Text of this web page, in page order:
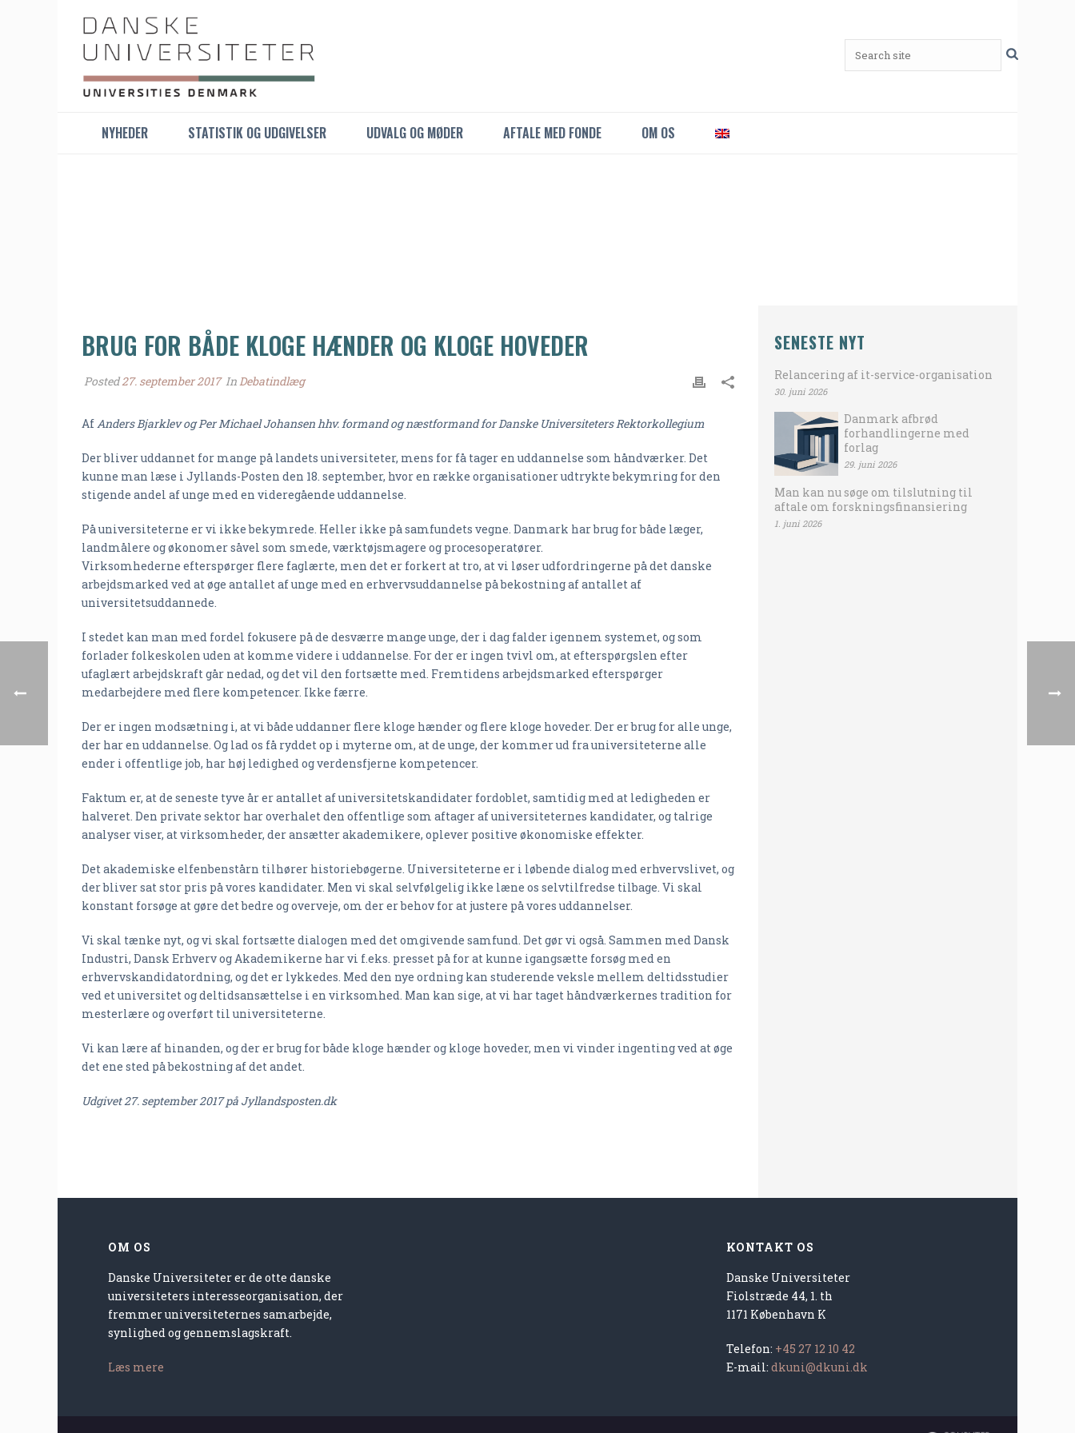
NYHEDER STATISTIK OG UDGIVELSER UDVALG OG MØDER AFTALE MED FONDE OM OS
BRUG FOR BÅDE KLOGE HÆNDER OG KLOGE HOVEDER
Posted27. september 2017 InDebatindlæg
AfAnders Bjarklev og Per Michael Johansen hhv. formand og næstformand for Danske Universiteters Rektorkollegium
Der bliver uddannet for mange på landets universiteter, mens for få tager en uddannelse som håndværker. Det
kunne man læse i Jyllands-Posten den 18. september, hvor en række organisationer udtrykte bekymring for den
stigende andel af unge med en videregående uddannelse.
På universiteterne er vi ikke bekymrede. Heller ikke på samfundets vegne. Danmark har brug for både læger,
landmålere og økonomer såvel som smede, værktøjsmagere og procesoperatører.
Virksomhederne efterspørger flere faglærte, men det er forkert at tro, at vi løser udfordringerne på det danske
arbejdsmarked ved at øge antallet af unge med en erhvervsuddannelse på bekostning af antallet af
universitetsuddannede.
I stedet kan man med fordel fokusere på de desværre mange unge, der i dag falder igennem systemet, og som
forlader folkeskolen uden at komme videre i uddannelse. For der er ingen tvivl om, at efterspørgslen efter
ufaglært arbejdskraft går nedad, og det vil den fortsætte med. Fremtidens arbejdsmarked efterspørger
medarbejdere med flere kompetencer. Ikke færre.
Der er ingen modsætning i, at vi både uddanner flere kloge hænder og flere kloge hoveder. Der er brug for alle unge,
der har en uddannelse. Og lad os få ryddet op i myterne om, at de unge, der kommer ud fra universiteterne alle
ender i offentlige job, har høj ledighed og verdensfjerne kompetencer.
Faktum er, at de seneste tyve år er antallet af universitetskandidater fordoblet, samtidig med at ledigheden er
halveret. Den private sektor har overhalet den offentlige som aftager af universiteternes kandidater, og talrige
analyser viser, at virksomheder, der ansætter akademikere, oplever positive økonomiske effekter.
Det akademiske elfenbenstårn tilhører historiebøgerne. Universiteterne er i løbende dialog med erhvervslivet, og
der bliver sat stor pris på vores kandidater. Men vi skal selvfølgelig ikke læne os selvtilfredse tilbage. Vi skal
konstant forsøge at gøre det bedre og overveje, om der er behov for at justere på vores uddannelser.
Vi skal tænke nyt, og vi skal fortsætte dialogen med det omgivende samfund. Det gør vi også. Sammen med Dansk
Industri, Dansk Erhverv og Akademikerne har vi f.eks. presset på for at kunne igangsætte forsøg med en
erhvervskandidatordning, og det er lykkedes. Med den nye ordning kan studerende veksle mellem deltidsstudier
ved et universitet og deltidsansættelse i en virksomhed. Man kan sige, at vi har taget håndværkernes tradition for
mesterlære og overført til universiteterne.
Vi kan lære af hinanden, og der er brug for både kloge hænder og kloge hoveder, men vi vinder ingenting ved at øge
det ene sted på bekostning af det andet.
Udgivet 27. september 2017 på Jyllandsposten.dk
SENESTE NYT
Relancering af it-service-organisation
30. juni 2026
Danmark afbrød
forhandlingerne med
forlag
29. juni 2026
Man kan nu søge om tilslutning til
aftale om forskningsfinansiering
1. juni 2026
OM OS
Danske Universiteter er de otte danske
universiteters interesseorganisation, der
fremmer universiteternes samarbejde,
synlighed og gennemslagskraft.
Læs mere
KONTAKT OS
Danske Universiteter
Fiolstræde 44, 1. th
1171 København K
Telefon: +45 27 12 10 42
E-mail:dkuni@dkuni.dk